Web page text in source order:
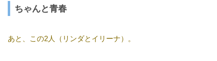
ちゃんと青春
あと、この2人（リンダとイリーナ）。